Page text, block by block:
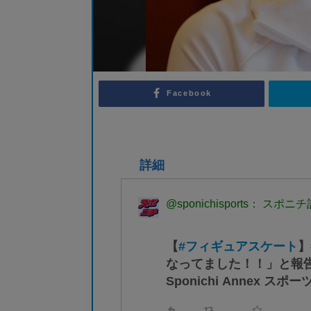
Facebook
詳細
@sponichisports： スポニ
【#フィギュアスケート 】
なってました！！」と
Sponichi Annex スポー